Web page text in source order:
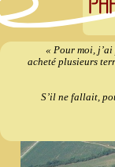
« Pour moi,
acheté plusieurs
S’il ne fallait,